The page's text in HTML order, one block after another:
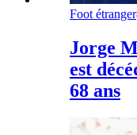
Foot étranger
Jorge
est
68 ans